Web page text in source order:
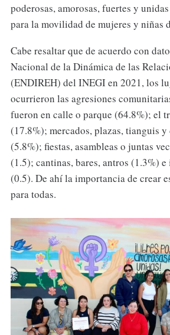
poderosas, amorosas, fuertes y
para la movilidad de mujeres y niñas
Cabe resaltar que de acuerdo con
Nacional de la Dinámica de las
(ENDIREH) del INEGI en 2021, los
ocurrieron las agresiones
fueron en calle o parque (64.8%); el
(17.8%); mercados, plazas, tianguis
(5.8%); fiestas, asambleas o juntas
(1.5); cantinas, bares, antros (1.3%)
(0.5). De ahí la importancia de crear
para todas.